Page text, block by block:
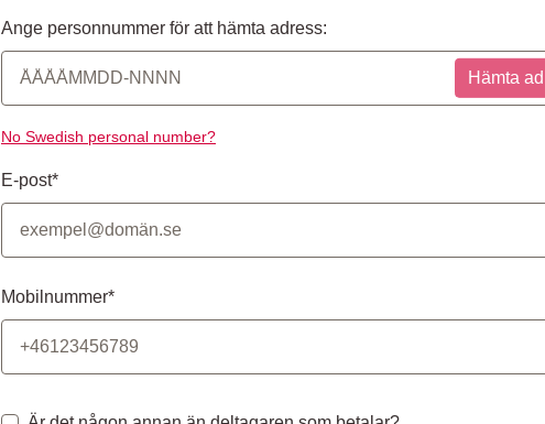
Ange personnummer för att hämta adress:
Hämta
No Swedish personal number?
E-post*
Mobilnummer*